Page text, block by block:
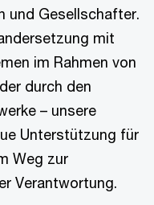
und Gesellschafter.
mit
im Rahmen von
durch den
– unsere
Unterstützung für
Weg zur
Verantwortung.